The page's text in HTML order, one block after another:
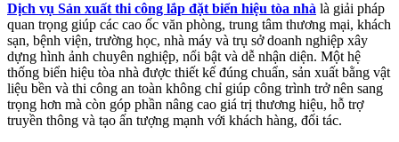
Dịch vụ Sản xuất thi công lắp đặt biển hiệu tòa nhà là giải pháp
quan trọng giúp các cao ốc văn phòng, trung tâm thương mại, khách
sạn, bệnh viện, trường học, nhà máy và trụ sở doanh nghiệp xây
dựng hình ảnh chuyên nghiệp, nổi bật và dễ nhận diện. Một hệ
thống biển hiệu tòa nhà được thiết kế đúng chuẩn, sản xuất bằng vật
liệu bền và thi công an toàn không chỉ giúp công trình trở nên sang
trọng hơn mà còn góp phần nâng cao giá trị thương hiệu, hỗ trợ
truyền thông và tạo ấn tượng mạnh với khách hàng, đối tác.